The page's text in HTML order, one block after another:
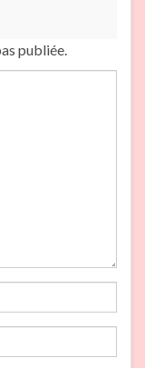
publiée.